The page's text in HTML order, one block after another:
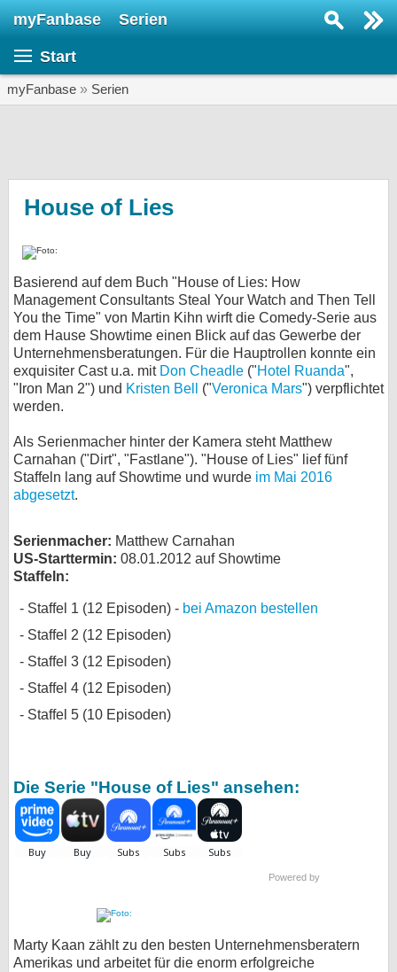
myFanbase Serien
Start
myFanbase » Serien
House of Lies
Basierend auf dem Buch "House of Lies: How
Management Consultants Steal Your Watch and Then Tell
You the Time" von Martin Kihn wirft die Comedy-Serie aus
dem Hause Showtime einen Blick auf das Gewerbe der
Unternehmensberatungen. Für die Hauptrollen konnte ein
exquisiter Cast u.a. mit Don Cheadle ("Hotel Ruanda",
"Iron Man 2") und Kristen Bell ("Veronica Mars") verpflichtet
werden.
Als Serienmacher hinter der Kamera steht Matthew
Carnahan ("Dirt", "Fastlane"). "House of Lies" lief fünf
Staffeln lang auf Showtime und wurde im Mai 2016
abgesetzt.
Serienmacher: Matthew Carnahan
US-Starttermin: 08.01.2012 auf Showtime
Staffeln:
Staffel 1 (12 Episoden) - bei Amazon bestellen
Staffel 2 (12 Episoden)
Staffel 3 (12 Episoden)
Staffel 4 (12 Episoden)
Staffel 5 (10 Episoden)
Die Serie "House of Lies" ansehen:
Powered by
Marty Kaan zählt zu den besten Unternehmensberatern
Amerikas und arbeitet für die enorm erfolgreiche
Specials
SERVICE
Gewinnspiele
Forum
bei Facebook
Nutzungsbedingungen